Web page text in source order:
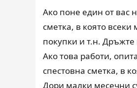
Ако поне един от вас
сметка, в която
покупки и т.н. Дръжте
Ако това работи,
спестовна сметка, в
Дори малки месечни